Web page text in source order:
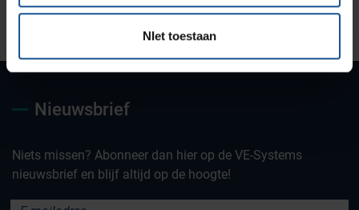
NIet toestaan
Uw partner voor
Maatwerk oplossingen
Jarenlange kennis &
Nieuwsbrief
Niets missen? Abonneer dan hier op de VE-Systems
nieuwsbrief en blijf altijd op de hoogte!